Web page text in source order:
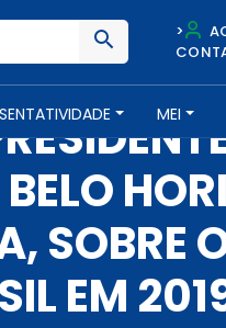
>
MEI
DE MARÇO DE 2020
SOBRE
EM